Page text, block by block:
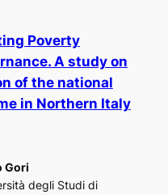
Poverty
A study on
of the national
in Northern Italy
Gori
degli Studi di